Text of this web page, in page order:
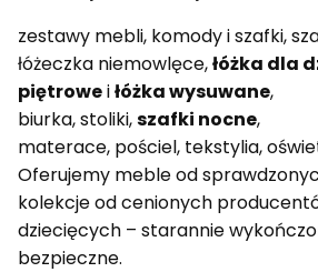
zestawy mebli, komody i szafki,
łóżeczka niemowlęce,łóżka dla
piętroweiłóżka wysuwane,
biurka, stoliki,szafki nocne,
materace, pościel, tekstylia,
Oferujemy meble od
kolekcje od cenionych
dziecięcych – starannie
bezpieczne.